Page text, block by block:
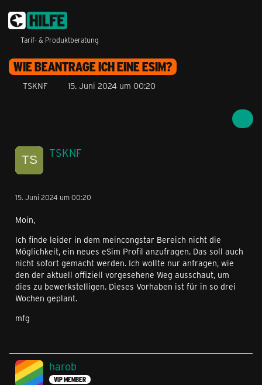
Tarif- & Produktberatung
WIE BEANTRAGE ICH EINE ESIM?
TSKNF 15. Juni 2024 um 00:20
TSKNF
15. Juni 2024 um 00:20
Moin,
Ich finde leider in dem meincongstar Bereich nicht die
Möglichkeit, ein neues eSim Profil anzufragen. Das soll auch
nicht sofort gemacht werden. Ich wollte nur anfragen, wie
den der aktuell offiziell vorgesehene Weg ausschaut, um
dies zu bewerkstelligen. Dieses Vorhaben ist für in so drei
Wochen geplant.
mfg
harob
VIP MEMBER